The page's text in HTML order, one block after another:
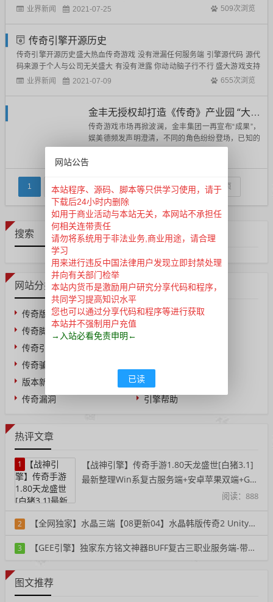
【本站郑重声明】：本站所有程序只适合用于受中华人民共和国法律允许范
业界新闻 2021-07-25 509次浏览
传奇引擎开源历史
传奇引擎开源历史盛大热血传奇游戏 没有泄漏任何服务端 引擎源代码 源代
码来源于个人与公司无关盛大 有没有泄露 你动动脑子行不行 盛大游戏支持
万人 你SF支持吗 很多新闻都是假的 IT新闻 动动脑子所谓泄漏 都是改版权冒
业界新闻 2021-07-09 655次浏览
金丰无授权却打造《传奇》产业园 “大统一”如何实现
传奇游戏市场再掀波澜，金丰集团一再宣布“成果”，
娱美德频发声明澄清，不同的角色纷纷登场，已知的
剧情容易厘清关系，未知的续集还要看发展才能明晓
利害。首先登场的是金丰集团（注：深圳金丰星界与
称“金丰集团”），其声称获得了传奇在中国大陆地区
的3年独占性授权，此...
1 2 3 4 下一页 末页 共 4 页
搜索
网站分类
传奇版本
传奇素材
传奇脚本
传奇引擎
传奇骗子
版本新闻
问答求助
传奇漏洞
引擎帮助
热评文章
1
【战神引擎】传奇手游1.80天龙盛世[白猪3.1]
最新整理Win系复古服务端+安卓苹果双端+GM
阅读：888
2 【全网独家】水晶三端【08更新04】水晶韩版传奇2 Unity三端重置单机版一键端
阅读：359
3 【GEE引擎】独家东方铭文神器BUFF复古三职业服务端-带假人-铭文-宠物-自动回收
图文推荐
网站公告
本站程序、源码、脚本等只供学习使用，请于
下载后24小时内删除
如用于商业活动与本站无关，本网站不承担任
何相关连带责任
请勿将系统用于非法业务,商业用途，请合理
学习
用来进行违反中国法律用户发现立即封禁处理
并向有关部门检举
本站内货币是激励用户研究分享代码和程序，
共同学习提高知识水平
您也可以通过分享代码和程序等进行获取
本站并不强制用户充值
→入站必看免责申明←
已读